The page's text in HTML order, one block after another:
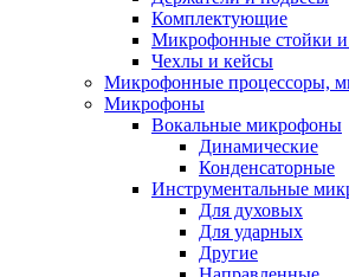
Комплектующие
Микрофонные стойки и
Чехлы и кейсы
Микрофонные процессоры,
Микрофоны
Вокальные микрофоны
Динамические
Конденсаторные
Инструментальные
Для духовых
Для ударных
Другие